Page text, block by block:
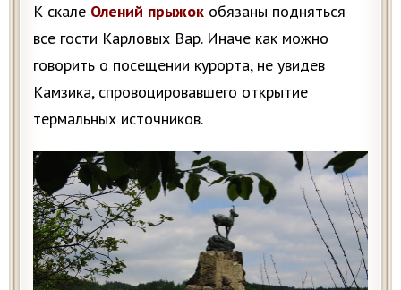
К скале Олений прыжок обязаны подняться
все гости Карловых Вар. Иначе как можно
говорить о посещении курорта, не увидев
Камзика, спровоцировавшего открытие
термальных источников.